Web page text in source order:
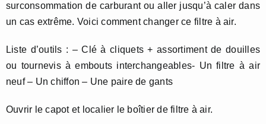
surconsommation de carburant ou aller jusqu’à caler dans
un cas extrême. Voici comment changer ce filtre à air.
Liste d’outils : – Clé à cliquets + assortiment de douilles
ou tournevis à embouts interchangeables- Un filtre à air
neuf – Un chiffon – Une paire de gants
Ouvrir le capot et localier le boîtier de filtre à air.